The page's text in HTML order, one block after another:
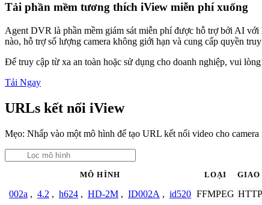
Tải phần mềm tương thích iView miễn phí xuống
Agent DVR là phần mềm giám sát miễn phí được hỗ trợ bởi AI
nào, hỗ trợ số lượng camera không giới hạn và cung cấp quyền
Để truy cập từ xa an toàn hoặc sử dụng cho doanh nghiệp, vui
Tải Ngay
URLs kết nối iView
Mẹo: Nhấp vào một mô hình để tạo URL kết nối video cho camera
MÔ HÌNH LOẠI GIAO
002a , 4.2 , h624 , HD-2M , ID002A , id520 FFMPEG HTTP